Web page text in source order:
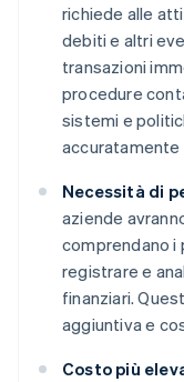
richiede alle
debiti e altri
transazioni
procedure
sistemi e
accuratamente
Necessità di
aziende
comprendano i
registrare e
finanziari.
aggiuntiva e
Costo più